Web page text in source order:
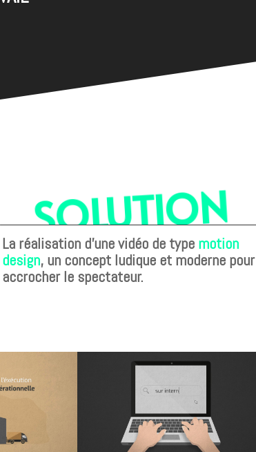
SOLUTION
La réalisation d’une vidéo de type motion
design, un concept ludique et moderne pour
accrocher le spectateur.